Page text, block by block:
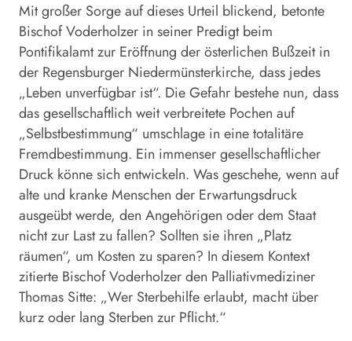
Mit großer Sorge auf dieses Urteil blickend, betonte
Bischof Voderholzer in seiner Predigt beim
Pontifikalamt zur Eröffnung der österlichen Bußzeit in
der Regensburger Niedermünsterkirche, dass jedes
„Leben unverfügbar ist“. Die Gefahr bestehe nun, dass
das gesellschaftlich weit verbreitete Pochen auf
„Selbstbestimmung“ umschlage in eine totalitäre
Fremdbestimmung. Ein immenser gesellschaftlicher
Druck könne sich entwickeln. Was geschehe, wenn auf
alte und kranke Menschen der Erwartungsdruck
ausgeübt werde, den Angehörigen oder dem Staat
nicht zur Last zu fallen? Sollten sie ihren „Platz
räumen“, um Kosten zu sparen? In diesem Kontext
zitierte Bischof Voderholzer den Palliativmediziner
Thomas Sitte: „Wer Sterbehilfe erlaubt, macht über
kurz oder lang Sterben zur Pflicht.“